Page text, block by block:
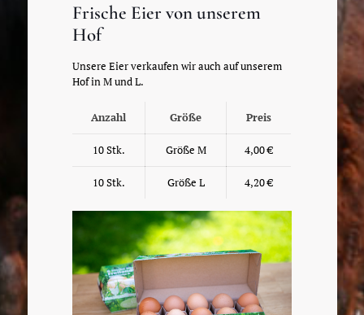
Frische Eier von unserem
Hof
Unsere Eier verkaufen wir auch auf unserem
Hof in M und L.
Anzahl Größe Preis
10 Stk. Größe M 4,00 €
10 Stk. Größe L 4,20 €